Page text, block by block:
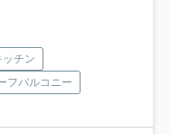
ッチン
フバルコニー